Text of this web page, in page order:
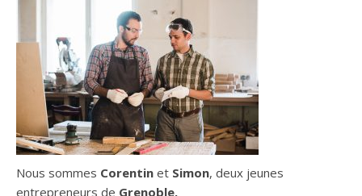
Nous sommes Corentin et Simon, deux jeunes
entrepreneurs de Grenoble.